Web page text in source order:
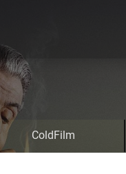
ColdFilm